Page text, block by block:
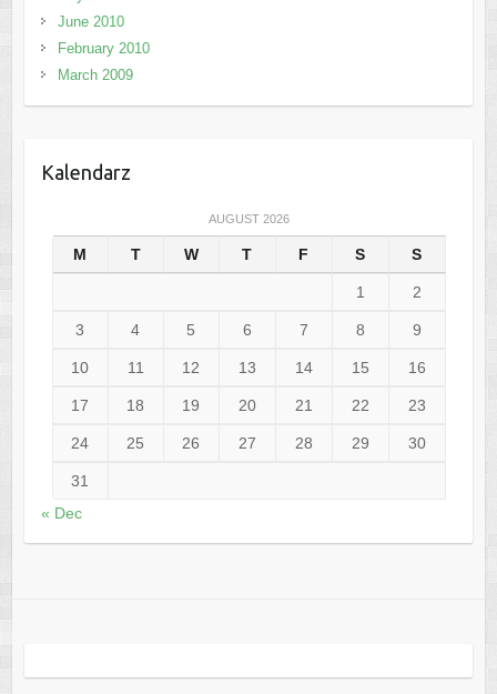
June 2010
February 2010
March 2009
Kalendarz
AUGUST 2026
M T W T F S S
1 2
3 4 5 6 7 8 9
10 11 12 13 14 15 16
17 18 19 20 21 22 23
24 25 26 27 28 29 30
31
« Dec